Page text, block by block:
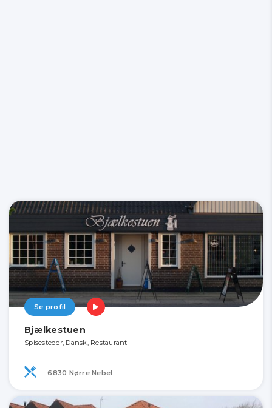
Se profil
Bjælkestuen
Spisesteder, Dansk, Restaurant
6830 Nørre Nebel